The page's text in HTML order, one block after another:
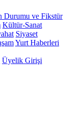
Durumu ve Fikstür
Kültür-Sanat
Siyaset
Yurt Haberleri
Üyelik Girişi